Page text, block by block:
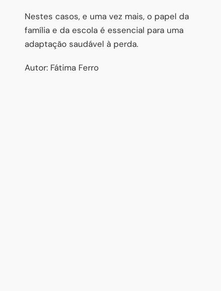
Nestes casos, e uma vez mais, o papel da
família e da escola é essencial para uma
adaptação saudável à perda.
Autor: Fátima Ferro